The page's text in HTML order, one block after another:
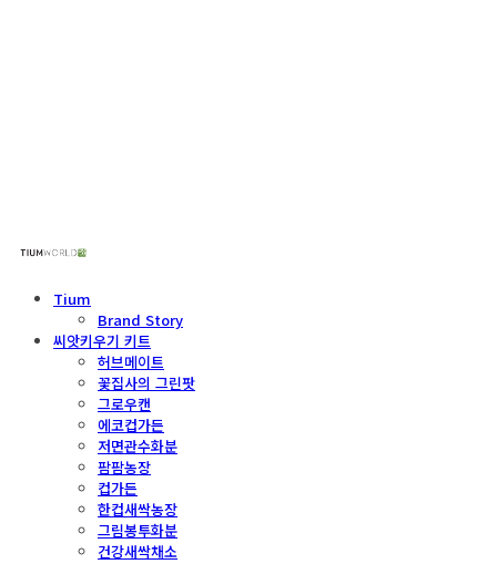
Tium
Brand Story
씨앗키우기 키트
허브메이트
꽃집사의 그린팟
그로우캔
에코컵가든
저면관수화분
팜팜농장
컵가든
한컵새싹농장
그림봉투화분
건강새싹채소